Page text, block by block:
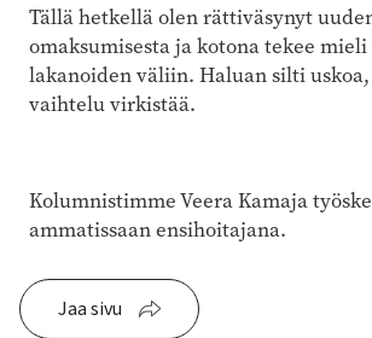
Tällä hetkellä olen rättiväsynyt
omaksumisesta ja kotona tekee
lakanoiden väliin. Haluan silti
vaihtelu virkistää.
Kolumnistimme Veera Kamaja
ammatissaan ensihoitajana.
Jaa sivu